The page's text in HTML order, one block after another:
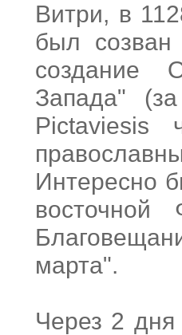
Витри, в
был
создание
Запада"
Pictaviesis
Интересно
восточной
марта".
Через 2